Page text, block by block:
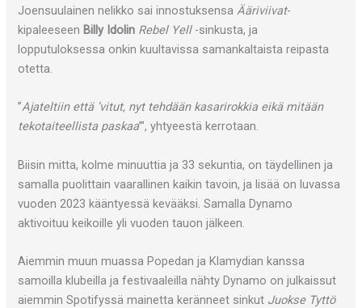
Joensuulainen nelikko sai innostuksensaÄäriviivat-
kipaleeseen Billy Idolin Rebel Yell-sinkusta, ja
lopputuloksessa onkin kuultavissa samankaltaista reipasta
otetta.
”Ajateltiin että ’vitut, nyt tehdään kasarirokkia eikä mitään
tekotaiteellista paskaa’”, yhtyeestä kerrotaan.
Biisin mitta, kolme minuuttia ja 33 sekuntia, on täydellinen ja
samalla puolittain vaarallinen kaikin tavoin, ja lisää on luvassa
vuoden 2023 kääntyessä kevääksi. Samalla Dynamo
aktivoituu keikoille yli vuoden tauon jälkeen.
Aiemmin muun muassa Popedan ja Klamydian kanssa
samoilla klubeilla ja festivaaleilla nähty Dynamo on julkaissut
aiemmin Spotifyssä mainetta keränneet sinkut Juokse Tyttö